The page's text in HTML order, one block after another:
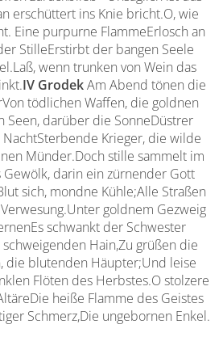
erschüttert ins Knie bricht.O, wie
Eine purpurne FlammeErlosch an
StilleErstirbt der bangen Seele
wenn trunken von Wein das
IV GrodekAm Abend tönen die
tödlichen Waffen, die goldnen
Seen, darüber die SonneDüstrer
Krieger, die wilde
Münder.Doch stille sammelt im
darin ein zürnender Gott
sich, mondne Kühle;Alle Straßen
goldnem Gezweig
schwankt der Schwester
Hain,Zu grüßen die
die blutenden Häupter;Und leise
Flöten des Herbstes.O stolzere
heiße Flamme des Geistes
Schmerz,Die ungebornen Enkel.